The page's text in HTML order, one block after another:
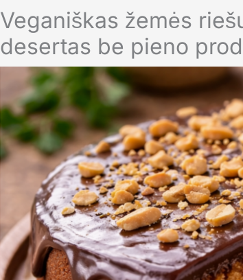
Veganiškas žemės
desertas be pieno